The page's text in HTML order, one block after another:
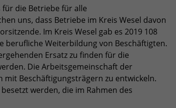
für die Betriebe für alle
uns, dass Betriebe im Kreis Wesel davon
Im Kreis Wesel gab es 2019 108
berufliche Weiterbildung von Beschäftigten.
Ersatz zu finden für die
Die Arbeitsgemeinschaft der
Beschäftigungsträgern zu entwickeln.
werden, die im Rahmen des